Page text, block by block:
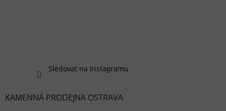
Sledovat na Instagramu
KAMENNÁ PRODEJNA OSTRAVA